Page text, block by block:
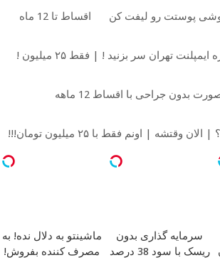
پوستت رو لیفت کن اقساط تا 12 ماه
تهران سر بزنید ! | فقط ۲۵ میلیون !
بدون جراحی با اقساط 12 ماهه
| اونم فقط با ۲۵ میلیون تومان!!!
سرمایه گذاری بدون
ریسک با سود 38 درصد
ماشینتو به دلال نده! به
مصرف کننده بفروش!